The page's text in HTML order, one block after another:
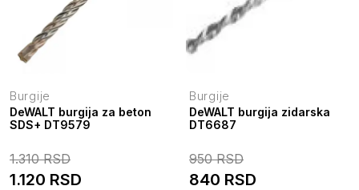
Burgije
DeWALT burgija za beton
SDS+ DT9579
1.310RSD
1.120 RSD
Burgije
DeWALT burgija zidarska
DT6687
950RSD
840 RSD